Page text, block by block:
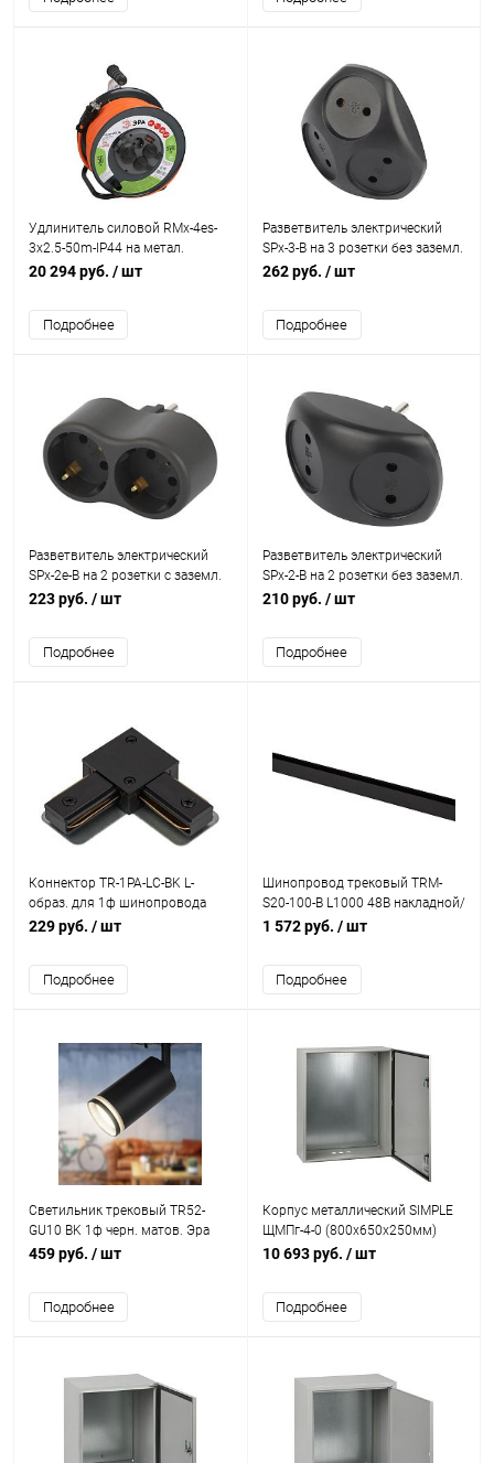
Удлинитель силовой RMx-4es-
3x2.5-50m-IP44 на метал.
катушке с заземлением с
ПВС Эра Б0052922
20 294 руб. / шт
Подробнее
Разветвитель электрический
SPx-3-B на 3 розетки без заземл.
10А черн. Эра Б0059721
262 руб. / шт
Подробнее
Разветвитель электрический
SPx-2e-B на 2 розетки с заземл.
16А черн. Эра Б0059722
223 руб. / шт
Подробнее
Разветвитель электрический
SPx-2-B на 2 розетки без заземл.
10А черн. Эра Б0059720
210 руб. / шт
Подробнее
Коннектор TR-1PA-LС-BK L-
образ. для 1ф шинопровода
черн. Эра Б0054466
229 руб. / шт
Подробнее
Шинопровод трековый TRM-
S20-100-B L1000 48В накладной/
подвесной магнитн. NOVA черн.
1 572 руб. / шт
Подробнее
Светильник трековый TR52-
GU10 BK 1ф черн. матов. Эра
Б0054166
459 руб. / шт
Подробнее
Корпус металлический SIMPLE
ЩМПг-4-0 (800х650х250мм)
IP54 У2 Эра Б0057151
10 693 руб. / шт
Подробнее